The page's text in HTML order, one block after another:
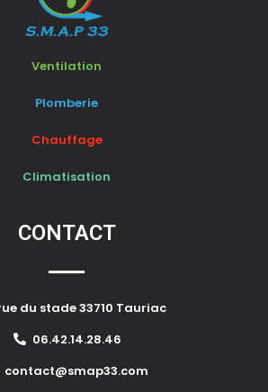
Ventilation
Plomberie
Chauffage
Climatisation
CONTACT
du stade 33710 Tauriac
06.42.14.28.46
contact@smap33.com